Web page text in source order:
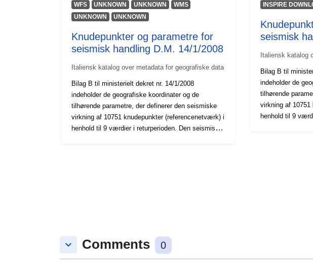
WFS UNKNOWN UNKNOWN
WMS
UNKNOWN
UNKNOWN
Knudepunkter og parametre for
seismisk handling D.M. 14/1/2008
Italiensk katalog over metadata for geografiske data
Bilag B til ministerielt dekret nr. 14/1/2008
indeholder de geografiske koordinater og de
tilhørende parametre, der definerer den seismiske
virkning af 10751 knudepunkter (referencenetværk) i
henhold til 9 værdier i returperioden. Den seismiske
INSPIRE
seismisk
Italiensk katalog
Bilag B til
indeholder de
tilhørende
virkning af
henhold til 9
keyboard_arrow_down Comments 0